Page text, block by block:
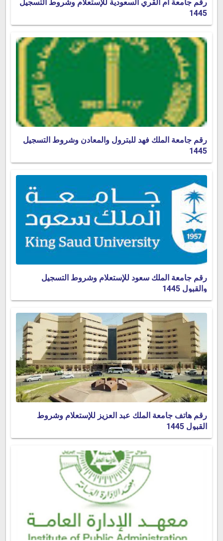
رقم جامعة أم القري السعودية للإستعلام وشروط التسجيل
1445
رقم جامعة الملك فهد للبترول والمعادن وشروط التسجيل
1445
رقم جامعة الملك سعود للإستعلام وشروط التسجيل
والقبول 1445
رقم هاتف جامعة الملك عبد العزيز للإستعلام وشروط
القبول 1445